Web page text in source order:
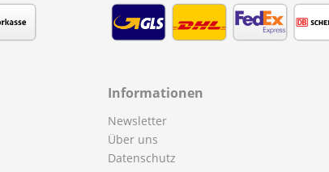
Informationen
Newsletter
Über uns
Datenschutz